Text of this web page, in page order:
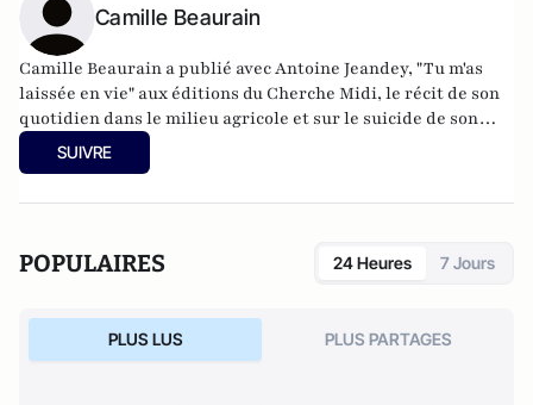
Camille Beaurain
Camille Beaurain a publié avec Antoine Jeandey, "Tu m'as
laissée en vie" aux éditions du Cherche Midi, le récit de son
quotidien dans le milieu agricole et sur le suicide de son
mari. "Conjointe collaboratrice" au sein de l'exploitation,
Camille Beaurain garde aujourd'hui des enfants.
SUIVRE
POPULAIRES 24 Heures 7 Jours
PLUS LUS PLUS PARTAGES